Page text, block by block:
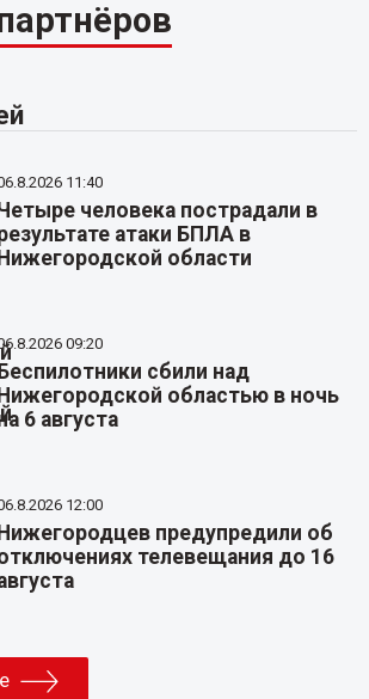
11:40
человека пострадали в
атаки БПЛА в
Нижегородской области
09:20
Беспилотники сбили над
Нижегородской областью в ночь
6 августа
12:00
предупредили об
телевещания до 16